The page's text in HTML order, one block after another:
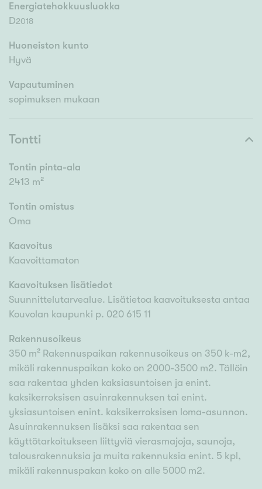
Energiatehokkuusluokka
D2018
Huoneiston kunto
Hyvä
Vapautuminen
sopimuksen mukaan
Tontti
Tontin pinta-ala
2413 m²
Tontin omistus
Oma
Kaavoitus
Kaavoittamaton
Kaavoituksen lisätiedot
Suunnittelutarvealue. Lisätietoa kaavoituksesta antaa
Kouvolan kaupunki p. 020 615 11
Rakennusoikeus
350 m² Rakennuspaikan rakennusoikeus on 350 k-m2,
mikäli rakennuspaikan koko on 2000-3500 m2. Tällöin
saa rakentaa yhden kaksiasuntoisen ja enint.
kaksikerroksisen asuinrakennuksen tai enint.
yksiasuntoisen enint. kaksikerroksisen loma-asunnon.
Asuinrakennuksen lisäksi saa rakentaa sen
käyttötarkoitukseen liittyviä vierasmajoja, saunoja,
talousrakennuksia ja muita rakennuksia enint. 5 kpl,
mikäli rakennuspakan koko on alle 5000 m2.